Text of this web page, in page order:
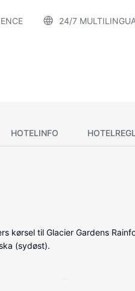
24/7
HOTELINFO
kørsel til Glacier Gardens
(sydøst).